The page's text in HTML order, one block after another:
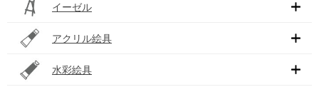
イーゼル
アクリル絵具
水彩絵具